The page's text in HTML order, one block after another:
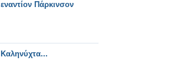
εναντίον Πάρκινσον
Καληνύχτα...